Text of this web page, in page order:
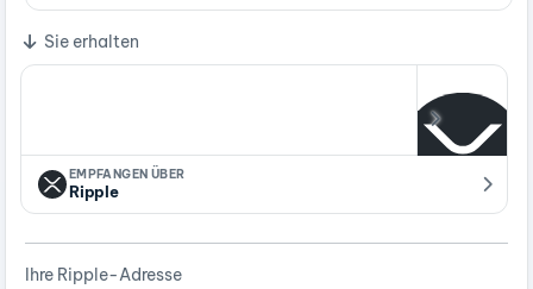
Sie erhalten
EMPFANGEN ÜBER
Ripple
Ihre Ripple-Adresse